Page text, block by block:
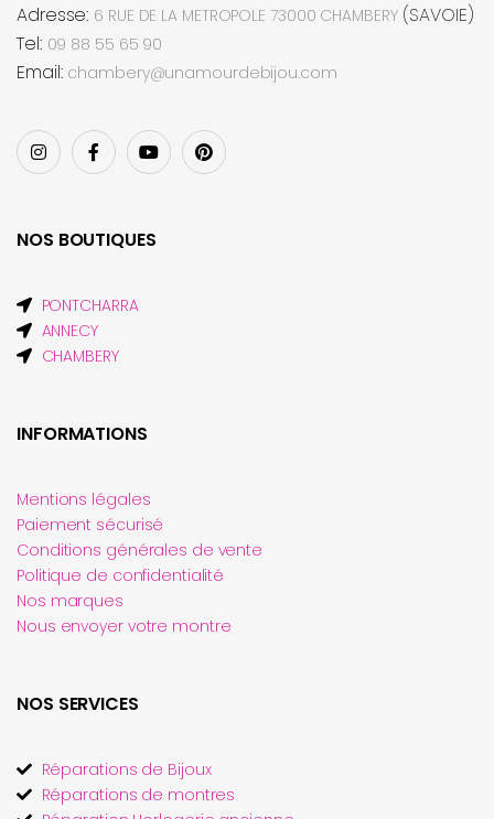
Adresse: 6 RUE DE LA METROPOLE 73000 CHAMBERY(SAVOIE)
Tel: 09 88 55 65 90
Email: chambery@unamourdebijou.com
NOS BOUTIQUES
PONTCHARRA
ANNECY
CHAMBERY
INFORMATIONS
Mentions légales
Paiement sécurisé
Conditions générales de vente
Politique de confidentialité
Nos marques
Nous envoyer votre montre
NOS SERVICES
Réparations de Bijoux
Réparations de montres